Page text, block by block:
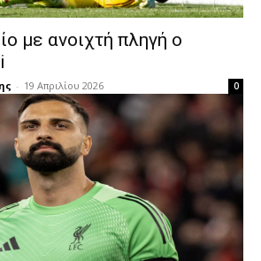
με ανοιχτή πληγή ο
- 19 Απριλίου 2026 0